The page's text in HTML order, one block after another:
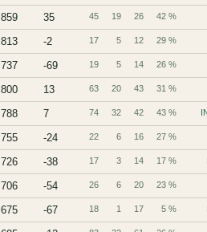
859 35 45 19 26 42 %
813 -2 17 5 12 29 %
737 -69 19 5 14 26 %
800 13 63 20 43 31 %
788 7 74 32 42 43 %
755 -24 22 6 16 27 %
726 -38 17 3 14 17 %
706 -54 26 6 20 23 %
675 -67 18 1 17 5 %